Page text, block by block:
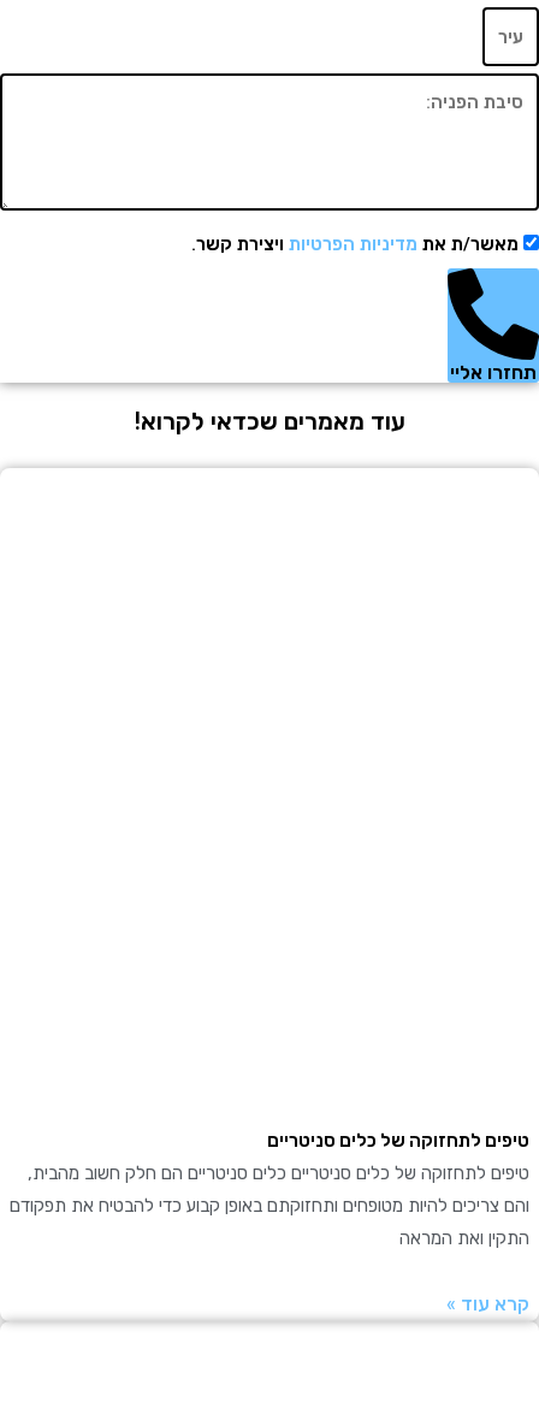
ת אתמדיניות הפרטיותויצירת קשר.
אליי
עוד מאמרים שכדאי לקרוא!
לתחזוקה של כלים סניטריים
לתחזוקה של כלים סניטריים כלים סניטריים הם חלק חשוב מהבית,
להיות מטופחים ותחזוקתם באופן קבוע כדי להבטיח את תפקודם
ואת המראה
»